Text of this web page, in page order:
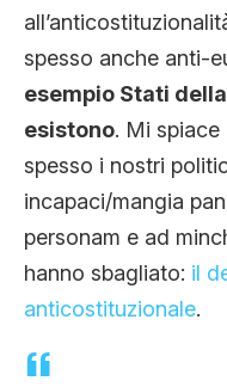
spesso anche anti-
esempio Stati
esistono. Mi
spesso i nostri
incapaci/mangia
personam e ad
hanno sbagliato: il
anticostituzionale.